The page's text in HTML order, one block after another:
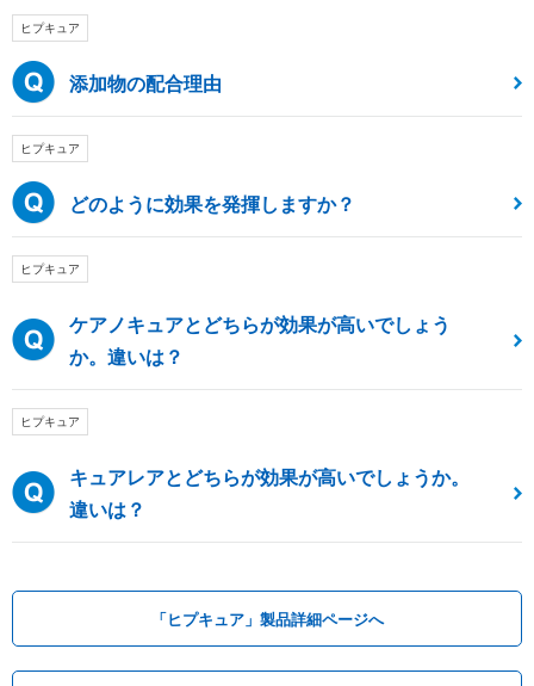
ヒプキュア
添加物の配合理由
ヒプキュア
どのように効果を発揮しますか？
ヒプキュア
ケアノキュアとどちらが効果が高いでしょう
か。違いは？
ヒプキュア
キュアレアとどちらが効果が高いでしょうか。
違いは？
「ヒプキュア」製品詳細ページへ